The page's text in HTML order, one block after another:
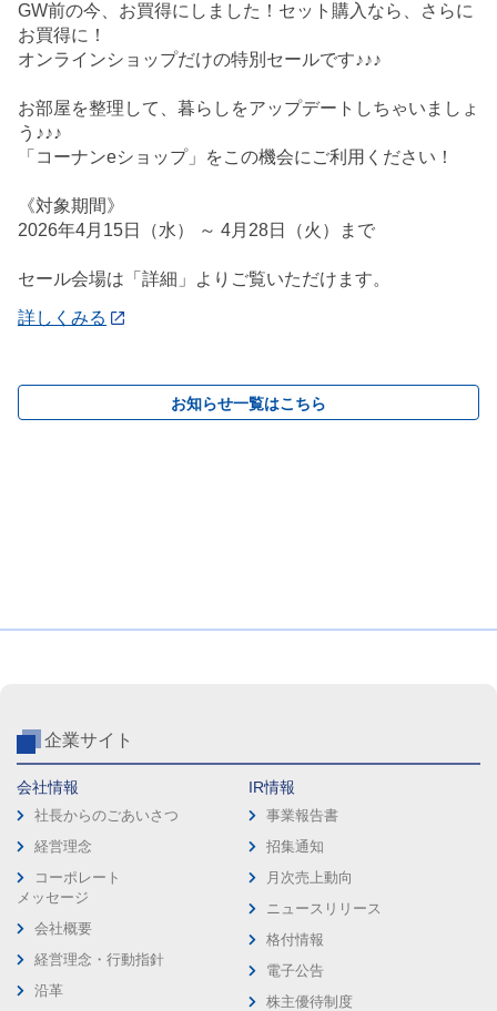
GW前の今、お買得にしました！セット購入なら、さらに
お買得に！
オンラインショップだけの特別セールです♪♪♪
お部屋を整理して、暮らしをアップデートしちゃいましょ
う♪♪♪
「コーナンeショップ」をこの機会にご利用ください！
《対象期間》
2026年4月15日（水） ～ 4月28日（火）まで
セール会場は「詳細」よりご覧いただけます。
詳しくみる
お知らせ一覧はこちら
企業サイト
会社情報
社長からのごあいさつ
経営理念
コーポレート
メッセージ
会社概要
経営理念・行動指針
沿革
IR情報
事業報告書
招集通知
月次売上動向
ニュースリリース
格付情報
電子公告
株主優待制度